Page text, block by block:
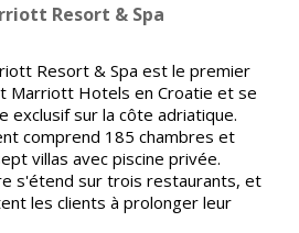
Resort & Spa
Resort & Spa est le premier
Marriott Hotels en Croatie et se
exclusif sur la côte adriatique.
comprend 185 chambres et
villas avec piscine privée.
s'étend sur trois restaurants, et
les clients à prolonger leur